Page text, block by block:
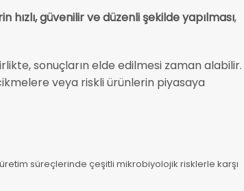
hızlı, güvenilir ve düzenli şekilde yapılması,
sonuçların elde edilmesi zaman alabilir.
veya riskli ürünlerin piyasaya
üretim süreçlerinde çeşitli mikrobiyolojik risklerle karşı